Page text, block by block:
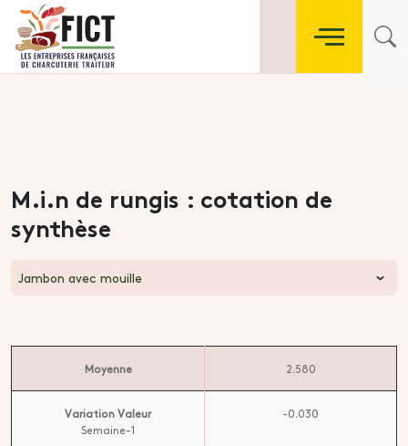
M.i.n de rungis : cotation de
synthèse
Jambon avec mouille
Moyenne 2.580
Variation Valeur
Semaine-1
-0.030